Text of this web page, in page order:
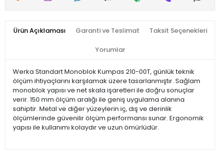
Ürün Açıklaması Garanti ve Teslimat Taksit Seçenekleri
Yorumlar
Werka Standart Monoblok Kumpas 210-00T, günlük teknik
ölçüm ihtiyaçlarını karşılamak üzere tasarlanmıştır. Sağlam
monoblok yapısı ve net skala işaretleri ile doğru sonuçlar
verir. 150 mm ölçüm aralığı ile geniş uygulama alanına
sahiptir. Metal ve diğer yüzeylerin iç, dış ve derinlik
ölçümlerinde güvenilir ölçüm performansı sunar. Ergonomik
yapısı ile kullanımı kolaydır ve uzun ömürlüdür.